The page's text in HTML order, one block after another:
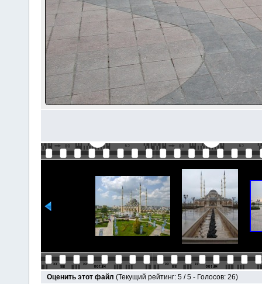
Оценить этот файл (Текущий рейтинг: 5 / 5 - Голосов: 26)